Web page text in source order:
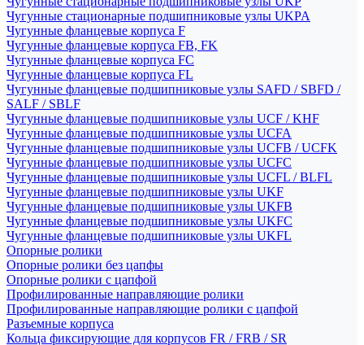
Чугунные стационарные подшипниковые узлы UKPA
Чугунные фланцевые корпуса F
Чугунные фланцевые корпуса FB, FK
Чугунные фланцевые корпуса FC
Чугунные фланцевые корпуса FL
Чугунные фланцевые подшипниковые узлы SAFD / SBFD /
SALF / SBLF
Чугунные фланцевые подшипниковые узлы UCF / KHF
Чугунные фланцевые подшипниковые узлы UCFA
Чугунные фланцевые подшипниковые узлы UCFB / UCFK
Чугунные фланцевые подшипниковые узлы UCFC
Чугунные фланцевые подшипниковые узлы UCFL / BLFL
Чугунные фланцевые подшипниковые узлы UKF
Чугунные фланцевые подшипниковые узлы UKFB
Чугунные фланцевые подшипниковые узлы UKFC
Чугунные фланцевые подшипниковые узлы UKFL
Опорные ролики
Опорные ролики без цапфы
Опорные ролики с цапфой
Профилированные направляющие ролики
Профилированные направляющие ролики с цапфой
Разъемные корпуса
Кольца фиксирующие для корпусов FR / FRB / SR